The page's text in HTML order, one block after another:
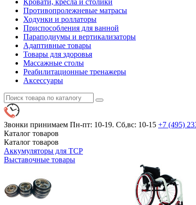
Противопролежневые матрасы
Ходунки и роллаторы
Приспособления для ванной
Параподиумы и вертикализаторы
Адаптивные товары
Товары для здоровья
Массажные столы
Реабилитационные тренажеры
Аксессуары
Звонки принимаем Пн-пт: 10-19. Сб,вс: 10-15 +7 (495)
Каталог товаров
Каталог товаров
Аккумуляторы для ТСР
Выставочные товары